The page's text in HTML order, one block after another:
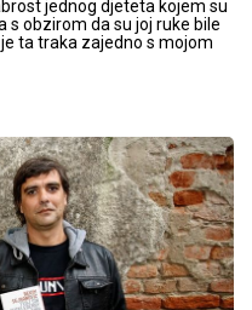
jednog djeteta kojem su
s obzirom da su joj ruke bile
ta traka zajedno s mojom